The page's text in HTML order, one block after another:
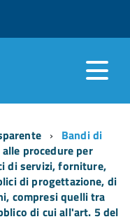
Bandi di
procedure per
di servizi, forniture,
di progettazione, di
compresi quelli tra
di cui all'art. 5 del